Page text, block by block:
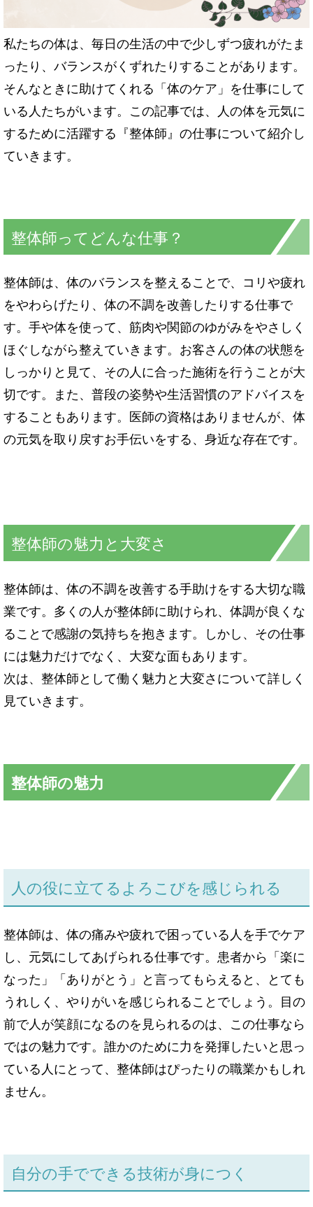
私たちの体は、毎日の生活の中で少しずつ疲れがたま
ったり、バランスがくずれたりすることがあります。
そんなときに助けてくれる「体のケア」を仕事にして
いる人たちがいます。この記事では、人の体を元気に
するために活躍する『整体師』の仕事について紹介し
ていきます。
整体師ってどんな仕事？
整体師は、体のバランスを整えることで、コリや疲れ
をやわらげたり、体の不調を改善したりする仕事で
す。手や体を使って、筋肉や関節のゆがみをやさしく
ほぐしながら整えていきます。お客さんの体の状態を
しっかりと見て、その人に合った施術を行うことが大
切です。また、普段の姿勢や生活習慣のアドバイスを
することもあります。医師の資格はありませんが、体
の元気を取り戻すお手伝いをする、身近な存在です。
整体師の魅力と大変さ
整体師は、体の不調を改善する手助けをする大切な職
業です。多くの人が整体師に助けられ、体調が良くな
ることで感謝の気持ちを抱きます。しかし、その仕事
には魅力だけでなく、大変な面もあります。
次は、整体師として働く魅力と大変さについて詳しく
見ていきます。
整体師の魅力
人の役に立てるよろこびを感じられる
整体師は、体の痛みや疲れで困っている人を手でケア
し、元気にしてあげられる仕事です。患者から「楽に
なった」「ありがとう」と言ってもらえると、とても
うれしく、やりがいを感じられることでしょう。目の
前で人が笑顔になるのを見られるのは、この仕事なら
ではの魅力です。誰かのために力を発揮したいと思っ
ている人にとって、整体師はぴったりの職業かもしれ
ません。
自分の手でできる技術が身につく